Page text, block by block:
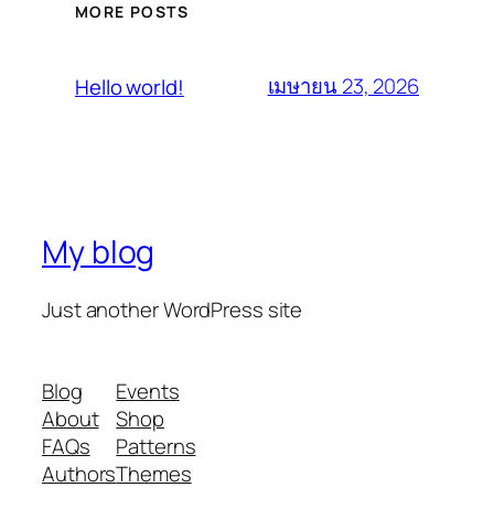
MORE POSTS
Hello world! เมษายน 23, 2026
My blog
Just another WordPress site
Blog
About
FAQs
Authors
Events
Shop
Patterns
Themes